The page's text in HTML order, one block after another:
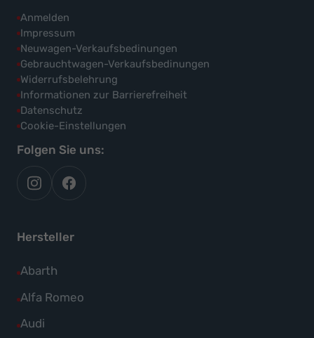
Anmelden
Impressum
Neuwagen-Verkaufsbedinungen
Gebrauchtwagen-Verkaufsbedinungen
Widerrufsbelehrung
Informationen zur Barrierefreiheit
Datenschutz
Cookie-Einstellungen
Folgen Sie uns:
autoflex
auf
autoflex24
auf
Hersteller
Abarth
Alle
Fahrzeuge
Abarth
Alfa Romeo
Alle
Fahrzeuge
Audi
Alle